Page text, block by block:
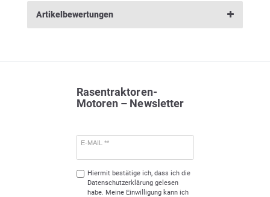
Artikelbewertungen
Rasentraktoren-
Motoren – Newsletter
E-MAIL **
Hiermit bestätige ich, dass ich die
Daten­schutz­erklärunggelesen
habe. Meine Einwilligung kann ich